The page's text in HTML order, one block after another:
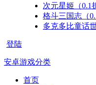
次元星姬（0.1
格斗三国志（
多克多比童话
登陆
安卓游戏分类
首页